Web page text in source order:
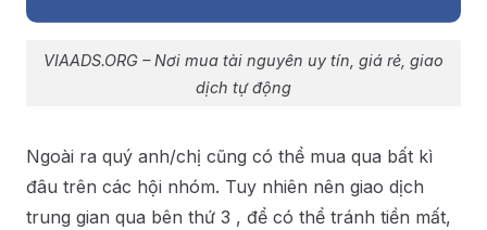
VIAADS.ORG – Nơi mua tài nguyên uy tín, giá rẻ, giao
dịch tự động
Ngoài ra quý anh/chị cũng có thể mua qua bất kì
đâu trên các hội nhóm. Tuy nhiên nên giao dịch
trung gian qua bên thứ 3 , để có thể tránh tiền mất,